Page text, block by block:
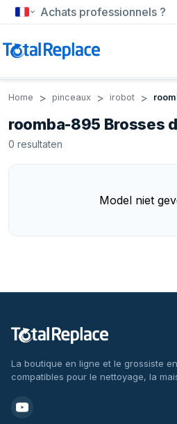
Achats professionnels ?
Home pinceaux irobot
roomba-895 Brosses
0 resultaten
Model niet
La boutique en ligne et le grossiste
compatibles pour le nettoyage, la